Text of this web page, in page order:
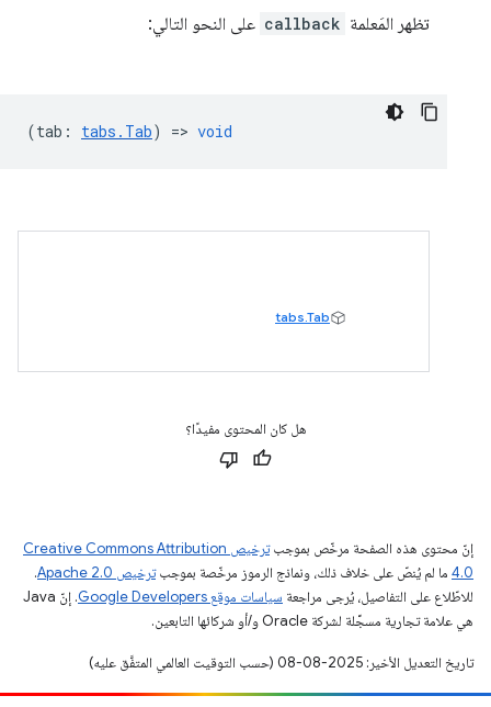
تظهر المَعلمة callback على النحو التالي:
(tab : tabs.Tab) => void
tabs.Tab
هل كان المحتوى مفيدًا؟
إنّ محتوى هذه الصفحة مرخّص بموجب
ترخيص Creative Commons Attribution
4.0‏ ما لم يُنصّ على خلاف ذلك، ونماذج الرموز مرخّصة بموجبترخيص Apache 2.0‏
.
للاطّلاع على التفاصيل، يُرجى مراجعة سياسات موقع Google Developers‏
. إنّ Java
هي علامة تجارية مسجَّلة لشركة Oracle و/أو شركائها التابعين.
تاريخ التعديل الأخير: 2025-08-08 (حسب التوقيت العالمي المتفَّق عليه)